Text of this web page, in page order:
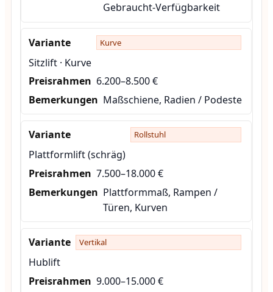
Gebraucht-Verfügbarkeit
Kurve
Sitzlift · Kurve
6.200–8.500 €
Maßschiene, Radien / Podeste
Rollstuhl
Plattformlift (schräg)
7.500–18.000 €
Plattformmaß, Rampen /
Türen, Kurven
Vertikal
Hublift
9.000–15.000 €